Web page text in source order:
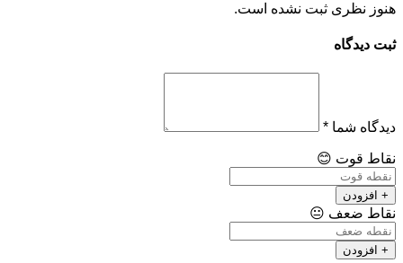
هنوز نظری ثبت نشده است.
ثبت دیدگاه
دیدگاه شما *
نقاط قوت 😊
+ افزودن
نقاط ضعف 😐
+ افزودن